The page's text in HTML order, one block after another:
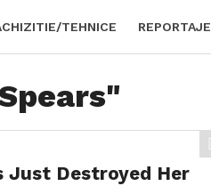
TEHNICE REPORTAJE
Just Destroyed Her